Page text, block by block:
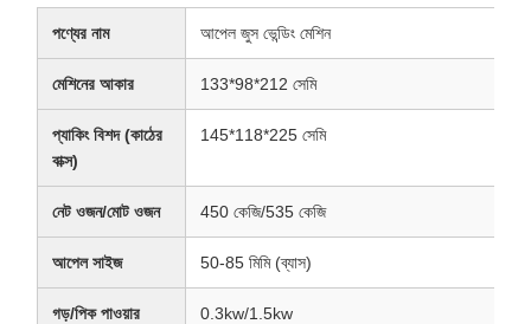
পণ্যের নাম আপেল জুস ভেন্ডিং মেশিন
মেশিনের আকার 133*98*212 সেমি
প্যাকিং বিশদ (কাঠের
বাক্স)
145*118*225 সেমি
নেট ওজন/মোট ওজন 450 কেজি/535 কেজি
আপেল সাইজ 50-85 মিমি (ব্যাস)
গড়/পিক পাওয়ার 0.3kw/1.5kw